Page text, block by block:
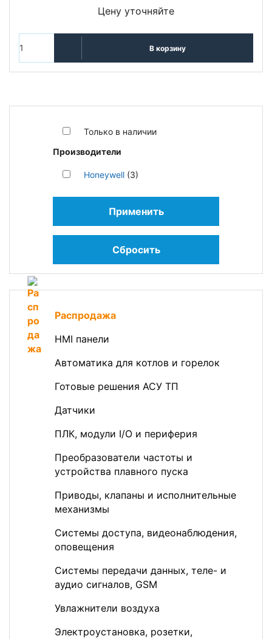
Только в наличии
Производители
Honeywell (3)
Применить
Сбросить
Распродажа
HMI панели
Автоматика для котлов и горелок
Готовые решения АСУ ТП
Датчики
ПЛК, модули I/O и периферия
Преобразователи частоты и
устройства плавного пуска
Приводы, клапаны и исполнительные
механизмы
Системы доступа, видеонаблюдения,
оповещения
Системы передачи данных, теле- и
аудио сигналов, GSM
Увлажнители воздуха
Электроустановка, розетки,
Цену уточняйте
В корзину